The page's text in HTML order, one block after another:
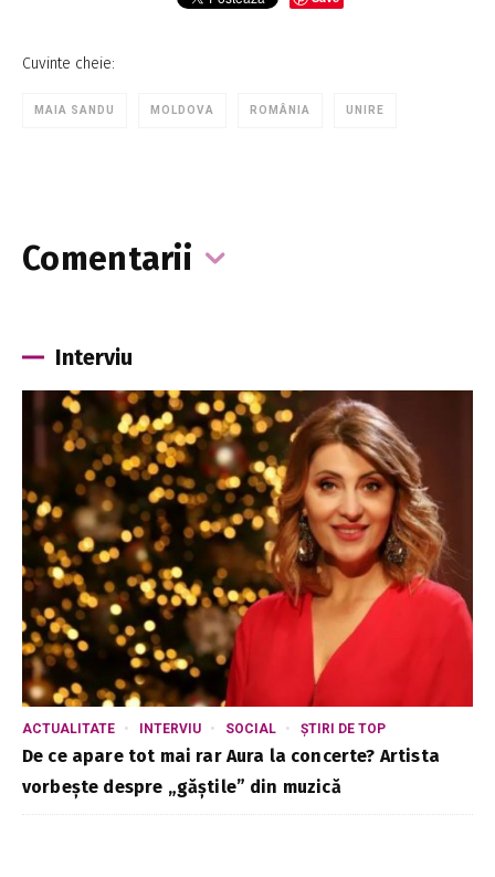
Cuvinte cheie:
MAIA SANDU MOLDOVA ROMÂNIA UNIRE
Comentarii
Interviu
ACTUALITATE INTERVIU SOCIAL ȘTIRI DE TOP
De ce apare tot mai rar Aura la concerte? Artista
vorbește despre „găștile” din muzică